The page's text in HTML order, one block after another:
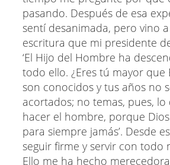
pasando. Después de esa
sentí desanimada, pero vino
escritura que mi presidente
‘El Hijo del Hombre ha
todo ello. ¿Eres tú mayor que
son conocidos y tus años no
acortados; no temas, pues, lo
hacer el hombre, porque
para siempre jamás’. Desde
seguir firme y servir con todo
Ello me ha hecho